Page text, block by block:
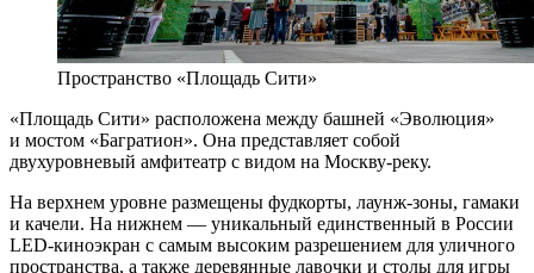
Пространство «Площадь Сити»
«Площадь Сити» расположена между башней «Эволюция»
и мостом «Багратион». Она представляет собой
двухуровневый амфитеатр с видом на Москву-реку.
На верхнем уровне размещены фудкорты, лаунж-зоны, гамаки
и качели. На нижнем — уникальный единственный в России
LED-киноэкран с самым высоким разрешением для уличного
пространства, а также деревянные лавочки и столы для игры